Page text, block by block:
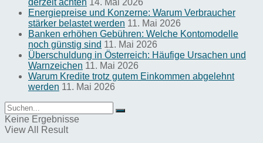
Energiepreise und Konzerne: Warum Verbraucher
stärker belastet werden 11. Mai 2026
Banken erhöhen Gebühren: Welche Kontomodelle
noch günstig sind 11. Mai 2026
Überschuldung in Österreich: Häufige Ursachen und
Warnzeichen 11. Mai 2026
Warum Kredite trotz gutem Einkommen abgelehnt
werden 11. Mai 2026
Keine Ergebnisse
View All Result